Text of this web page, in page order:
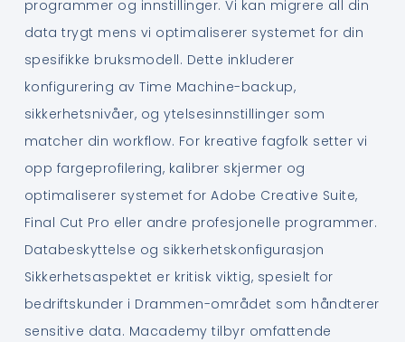
programmer og innstillinger. Vi kan migrere all din
data trygt mens vi optimaliserer systemet for din
spesifikke bruksmodell. Dette inkluderer
konfigurering av Time Machine-backup,
sikkerhetsnivåer, og ytelsesinnstillinger som
matcher din workflow. For kreative fagfolk setter vi
opp fargeprofilering, kalibrer skjermer og
optimaliserer systemet for Adobe Creative Suite,
Final Cut Pro eller andre profesjonelle programmer.
Databeskyttelse og sikkerhetskonfigurasjon
Sikkerhetsaspektet er kritisk viktig, spesielt for
bedriftskunder i Drammen-området som håndterer
sensitive data. Macademy tilbyr omfattende